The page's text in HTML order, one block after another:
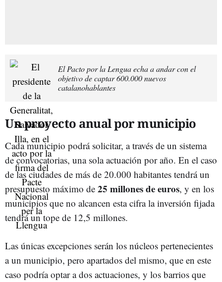
El Pacto por la Lengua echa a andar con el
objetivo de captar 600.000 nuevos
catalanohablantes
Un proyecto anual por municipio
Cada municipio podrá solicitar, a través de un sistema
de convocatorias, una sola actuación por año. En el caso
de las ciudades de más de 20.000 habitantes tendrá un
presupuesto máximo de 25 millones de euros, y en los
municipios que no alcancen esta cifra la inversión fijada
tendrá un tope de 12,5 millones.
Las únicas excepciones serán los núcleos pertenecientes
a un municipio, pero apartados del mismo, que en este
caso podría optar a dos actuaciones, y los barrios que